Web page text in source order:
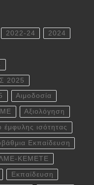
2022-24 2024
2025
Αιμοδοσία
Αξιολόγηση
έμφυλης ισότητας
Εκπαίδευση
ΚΕΜΕΤΕ
Εκπαίδευση